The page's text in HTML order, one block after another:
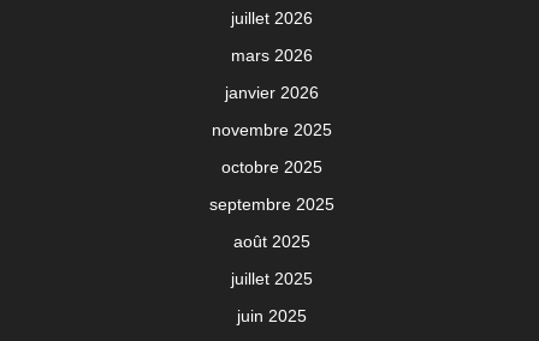
juillet 2026
mars 2026
janvier 2026
novembre 2025
octobre 2025
septembre 2025
août 2025
juillet 2025
juin 2025